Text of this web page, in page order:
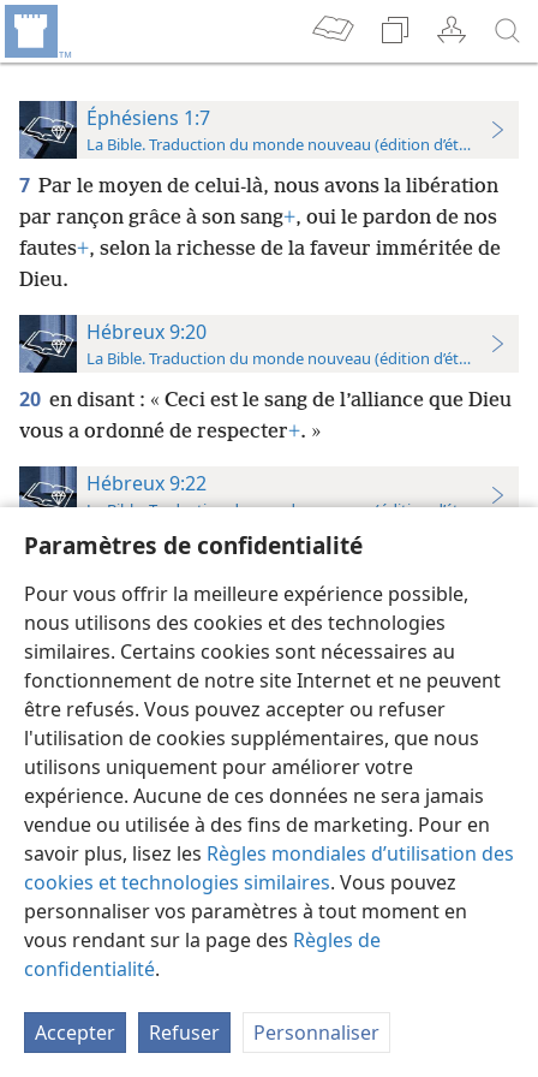
Paramètres de confidentialité
Pour vous offrir la meilleure expérience possible,
nous utilisons des cookies et des technologies
similaires. Certains cookies sont nécessaires au
fonctionnement de notre site Internet et ne peuvent
être refusés. Vous pouvez accepter ou refuser
l'utilisation de cookies supplémentaires, que nous
utilisons uniquement pour améliorer votre
expérience. Aucune de ces données ne sera jamais
vendue ou utilisée à des fins de marketing. Pour en
savoir plus, lisez les Règles mondiales d’utilisation des
cookies et technologies similaires. Vous pouvez
personnaliser vos paramètres à tout moment en
vous rendant sur la page des Règles de
confidentialité.
Accepter Refuser Personnaliser
Éphésiens 1:7
La Bible. Traduction du monde nouveau (édition d’étude)
7 Par le moyen de celui-là, nous avons la libération
par rançon grâce à son sang+, oui le pardon de nos
fautes+, selon la richesse de la faveur imméritée de
Dieu.
Hébreux 9:20
La Bible. Traduction du monde nouveau (édition d’étude)
20 en disant : « Ceci est le sang de l’alliance que Dieu
vous a ordonné de respecter+. »
Hébreux 9:22
La Bible. Traduction du monde nouveau (édition d’étude)
22 Oui, selon la Loi, presque toutes choses sont
purifiées avec du sang+
, et s’il n’y a pas de sang
répandu, il n’y a pas de pardon+.
Français Préférences
Copyright © 2026 Watch Tower Bible and Tract Society of Pennsylvania
Conditions d’utilisation
Règles de confidentialité
Paramètres de confidentialité
Se connecter